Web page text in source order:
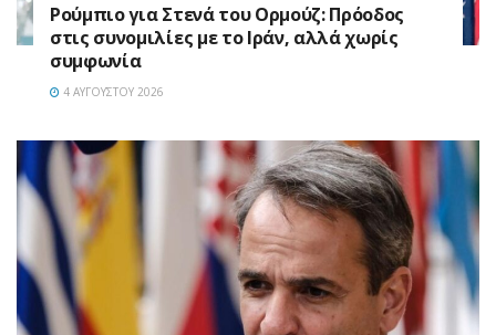
Ρούμπιο για Στενά του Ορμούζ: Πρόοδος
στις συνομιλίες με το Ιράν, αλλά χωρίς
συμφωνία
4 ΑΥΓΟΎΣΤΟΥ 2026